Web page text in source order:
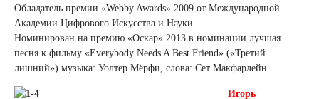
Обладатель премии «Webby Awards» 2009 от Международной
Академии Цифрового Искусства и Науки.
Номинирован на премию «Оскар» 2013 в номинации лучшая
песня к фильму «Everybody Needs A Best Friend» («Третий
лишний») музыка: Уолтер Мёрфи, слова: Сет Макфарлейн
Игорь